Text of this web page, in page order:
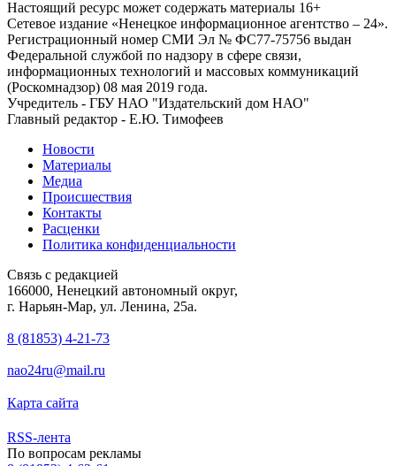
Настоящий ресурс может содержать материалы 16+
Сетевое издание «Ненецкое информационное агентство – 24».
Регистрационный номер СМИ Эл № ФС77-75756 выдан
Федеральной службой по надзору в сфере связи,
информационных технологий и массовых коммуникаций
(Роскомнадзор) 08 мая 2019 года.
Учредитель - ГБУ НАО "Издательский дом НАО"
Главный редактор - Е.Ю. Тимофеев
Новости
Материалы
Медиа
Происшествия
Контакты
Расценки
Политика конфиденциальности
Связь с редакцией
166000, Ненецкий автономный округ,
г. Нарьян-Мар, ул. Ленина, 25а.
8 (81853) 4-21-73
nao24ru@mail.ru
Карта сайта
RSS-лента
По вопросам рекламы